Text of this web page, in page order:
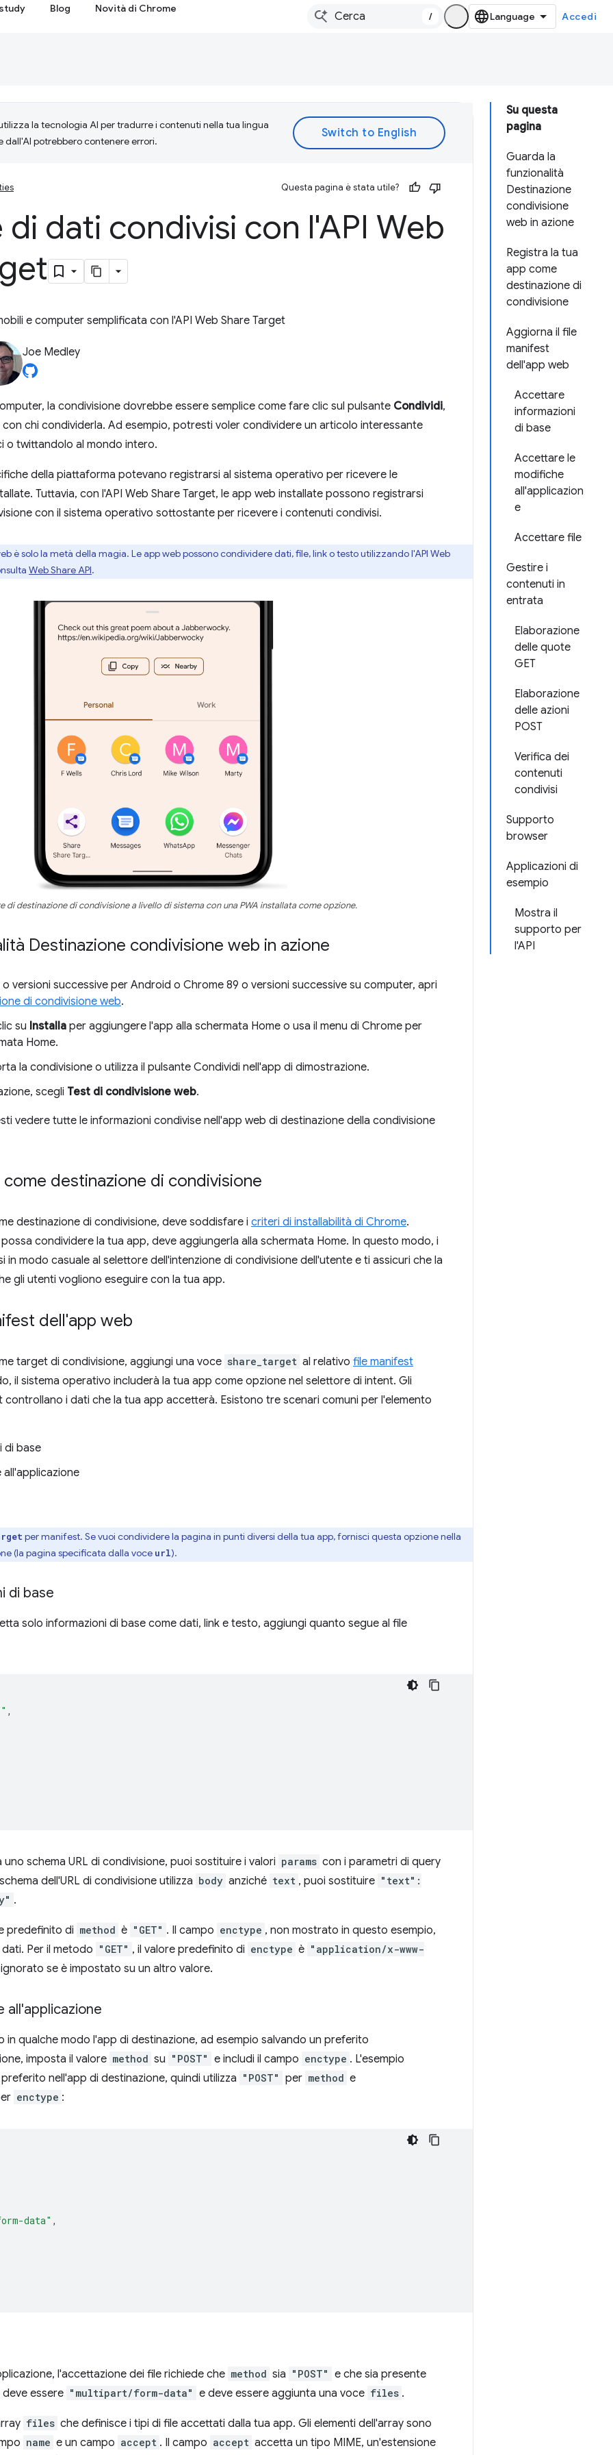
Blog Novità di Chrome
/ Accedi
Su questa
pagina
Guarda la
funzionalità
Destinazione
condivisione
web in azione
Registra la tua
app come
destinazione di
condivisione
Aggiorna il file
manifest
dell'app web
Accettare
informazioni
di base
Accettare le
modifiche
all'applicazion
e
Accettare file
Gestire i
contenuti in
entrata
Elaborazione
delle quote
GET
Elaborazione
delle azioni
POST
Verifica dei
contenuti
condivisi
Supporto
browser
Applicazioni di
esempio
Mostra il
supporto per
l'API
la tecnologia AI per tradurre i contenuti nella tua lingua
potrebbero contenere errori.
Questa pagina è stata utile?
di dati condivisi con l'API Web
e computer semplificata con l'API Web Share Target
Joe Medley
la condivisione dovrebbe essere semplice come fare clic sul pulsante Condividi,
chi condividerla. Ad esempio, potresti voler condividere un articolo interessante
o twittandolo al mondo intero.
della piattaforma potevano registrarsi al sistema operativo per ricevere le
Tuttavia, con l'API Web Share Target, le app web installate possono registrarsi
con il sistema operativo sottostante per ricevere i contenuti condivisi.
è solo la metà della magia. Le app web possono condividere dati, file, link o testo utilizzando l'API Web
Web Share API.
di destinazione di condivisione a livello di sistema con una PWA installata come opzione.
Destinazione condivisione web in azione
versioni successive per Android o Chrome 89 o versioni successive su computer, apri
di condivisione web.
su Installa per aggiungere l'app alla schermata Home o usa il menu di Chrome per
Home.
la condivisione o utilizza il pulsante Condividi nell'app di dimostrazione.
scegli Test di condivisione web.
vedere tutte le informazioni condivise nell'app web di destinazione della condivisione
come destinazione di condivisione
destinazione di condivisione, deve soddisfare i criteri di installabilità di Chrome.
condividere la tua app, deve aggiungerla alla schermata Home. In questo modo, i
in modo casuale al selettore dell'intenzione di condivisione dell'utente e ti assicuri che la
gli utenti vogliono eseguire con la tua app.
dell'app web
target di condivisione, aggiungi una voce share_target al relativo file manifest
il sistema operativo includerà la tua app come opzione nel selettore di intent. Gli
controllano i dati che la tua app accetterà. Esistono tre scenari comuni per l'elemento
di base
per manifest. Se vuoi condividere la pagina in punti diversi della tua app, fornisci questa opzione nella
(la pagina specificata dalla voce url).
di base
solo informazioni di base come dati, link e testo, aggiungi quanto segue al file
,
schema URL di condivisione, puoi sostituire i valori params con i parametri di query
dell'URL di condivisione utilizza body anziché text , puoi sostituire "text":
.
predefinito di method è "GET" . Il campo enctype , non mostrato in questo esempio,
Per il metodo "GET" , il valore predefinito di enctype è "application/x-www-
se è impostato su un altro valore.
all'applicazione
in qualche modo l'app di destinazione, ad esempio salvando un preferito
imposta il valore method su "POST" e includi il campo enctype . L'esempio
nell'app di destinazione, quindi utilizza "POST" per method e
enctype :
data" ,
l'accettazione dei file richiede che method sia "POST" e che sia presente
deve essere "multipart/form-data" e deve essere aggiunta una voce files .
files che definisce i tipi di file accettati dalla tua app. Gli elementi dell'array sono
name e un campo accept . Il campo accept accetta un tipo MIME, un'estensione